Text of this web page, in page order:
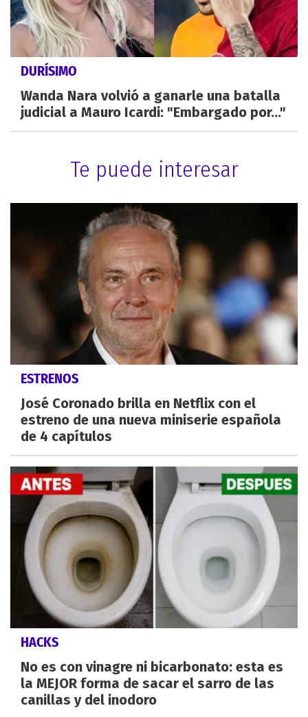
DURÍSIMO
Wanda Nara volvió a ganarle una batalla
judicial a Mauro Icardi: "Embargado por..."
Te puede interesar
ESTRENOS
José Coronado brilla en Netflix con el
estreno de una nueva miniserie española
de 4 capítulos
HACKS
No es con vinagre ni bicarbonato: esta es
la MEJOR forma de sacar el sarro de las
canillas y del inodoro